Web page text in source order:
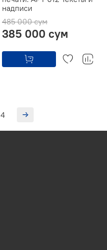
надписи
485 000 сум
385 000 сум
4